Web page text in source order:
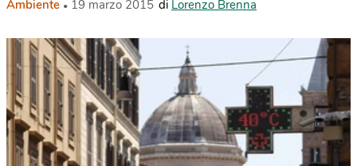
Ambiente 19 marzo 2015 di Lorenzo Brenna